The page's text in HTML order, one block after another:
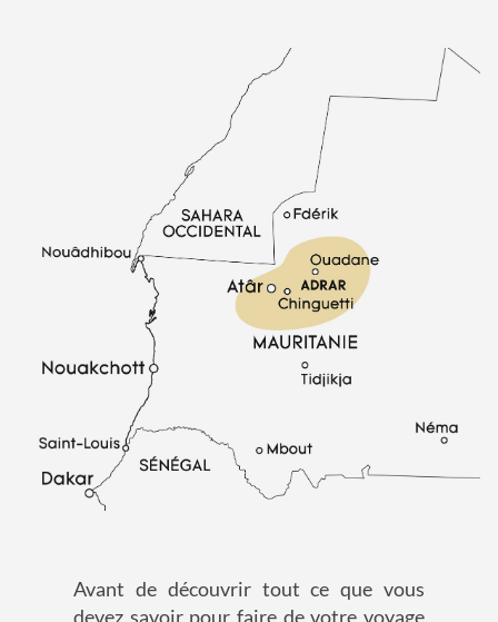
Avant de découvrir tout ce que vous
devez savoir pour faire de votre voyage